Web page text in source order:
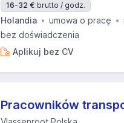
16-32 € brutto / godz.
Holandia umowa o pracę
bez doświadczenia
Aplikuj bez CV
Pracowników